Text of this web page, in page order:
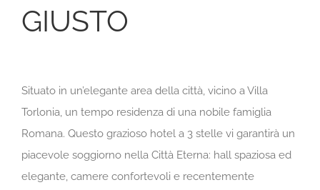
GIUSTO
Situato in un’elegante area della città, vicino a Villa
Torlonia, un tempo residenza di una nobile famiglia
Romana. Questo grazioso hotel a 3 stelle vi garantirà un
piacevole soggiorno nella Città Eterna: hall spaziosa ed
elegante, camere confortevoli e recentemente